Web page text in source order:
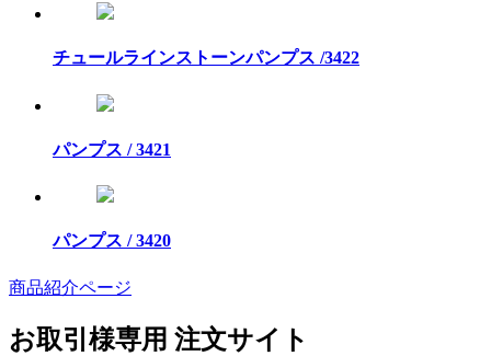
チュールラインストーンパンプス /3422
パンプス / 3421
パンプス / 3420
商品紹介ページ
お取引様専用 注文サイト